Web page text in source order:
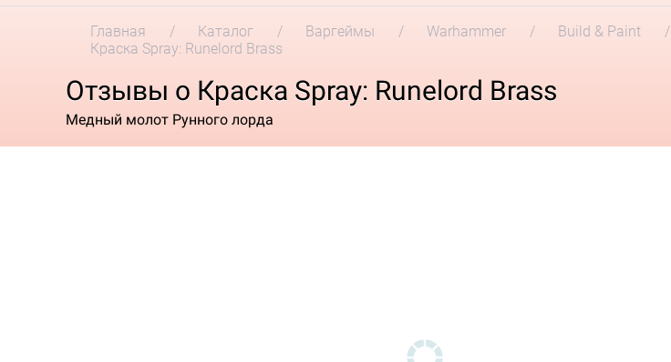
Главная Каталог Варгеймы Warhammer Build & Paint
Краска Spray: Runelord Brass
Отзывы о Краска Spray: Runelord Brass
Медный молот Рунного лорда